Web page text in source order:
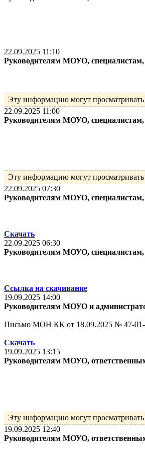
22.09.2025 11:10
Руководителям МОУО, специалистам,
Эту информацию могут просматривать
22.09.2025 11:00
Руководителям МОУО, специалистам,
Эту информацию могут просматривать
22.09.2025 07:30
Руководителям МОУО, специалистам,
Скачать
22.09.2025 06:30
Руководителям МОУО, специалистам,
Ссылка на скачивание
19.09.2025 14:00
Руководителям МОУО и
Письмо МОН КК от 18.09.2025 № 47-01-
Скачать
19.09.2025 13:15
Руководителям МОУО,
Эту информацию могут просматривать
19.09.2025 12:40
Руководителям МОУО,